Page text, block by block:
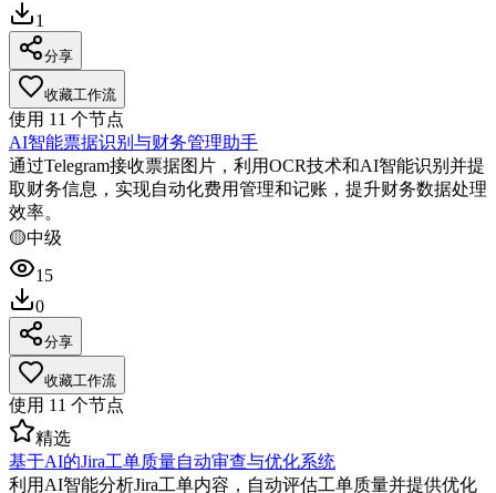
1
分享
收藏工作流
使用 11 个节点
AI智能票据识别与财务管理助手
通过Telegram接收票据图片，利用OCR技术和AI智能识别并提
取财务信息，实现自动化费用管理和记账，提升财务数据处理
效率。
🟡中级
15
0
分享
收藏工作流
使用 11 个节点
精选
基于AI的Jira工单质量自动审查与优化系统
利用AI智能分析Jira工单内容，自动评估工单质量并提供优化